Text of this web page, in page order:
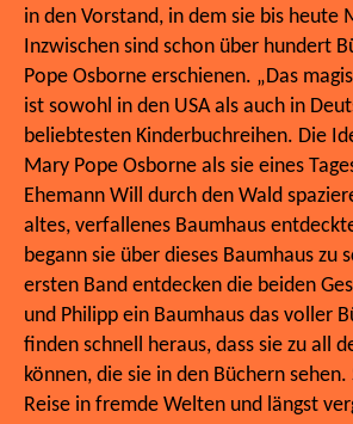
in den Vorstand, in dem sie bis heute
Inzwischen sind schon über hundert
Pope Osborne erschienen. „Das
ist sowohl in den USA als auch in
beliebtesten Kinderbuchreihen. Die
Mary Pope Osborne als sie eines
Ehemann Will durch den Wald
altes, verfallenes Baumhaus
begann sie über dieses Baumhaus zu
ersten Band entdecken die beiden
und Philipp ein Baumhaus das voller
finden schnell heraus, dass sie zu all
können, die sie in den Büchern
Reise in fremde Welten und längst